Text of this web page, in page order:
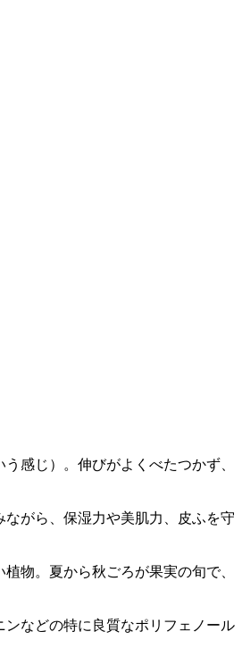
感じ）。伸びがよくべたつかず、
がら、保湿力や美肌力、皮ふを守
物。夏から秋ごろが果実の旬で、
などの特に良質なポリフェノール